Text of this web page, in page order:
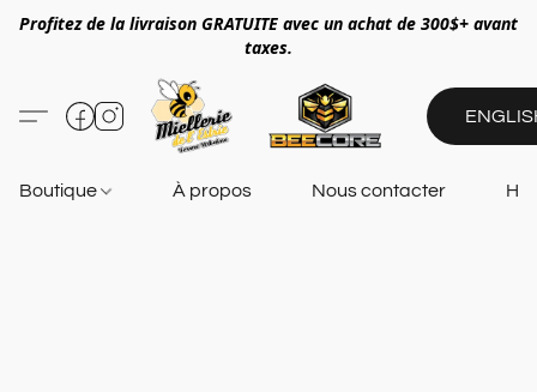
Profitez de la livraison GRATUITE avec un achat de 300$+ avant
taxes.
Boutique À propos Nous contacter